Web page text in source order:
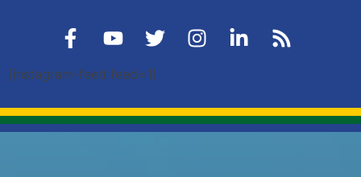
[instagram-feed feed=1]